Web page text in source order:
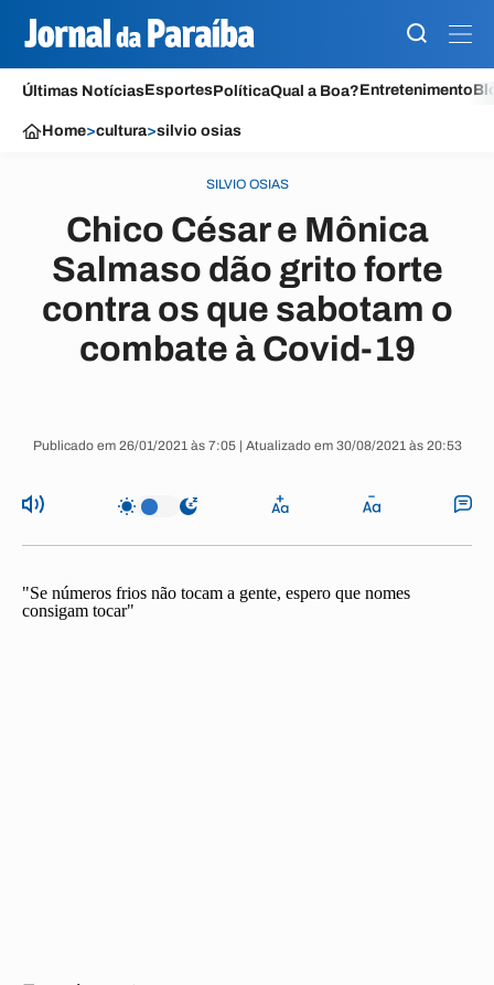
Últimas NotíciasEsportesPolíticaQual a Boa?Entretenimento
Home>cultura>silvio osias
SILVIO OSIAS
Chico César e Mônica
Salmaso dão grito forte
contra os que sabotam o
combate à Covid-19
Publicado em 26/01/2021 às 7:05 | Atualizado em 30/08/2021 às 20:53
"Se números frios não tocam a gente, espero que nomes
consigam tocar"